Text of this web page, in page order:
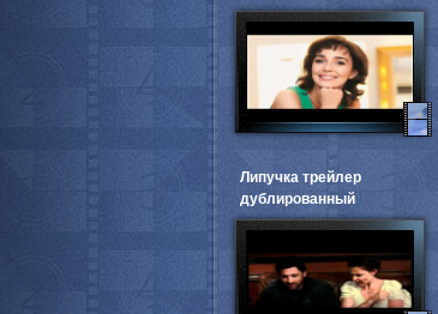
Липучка трейлер
дублированный